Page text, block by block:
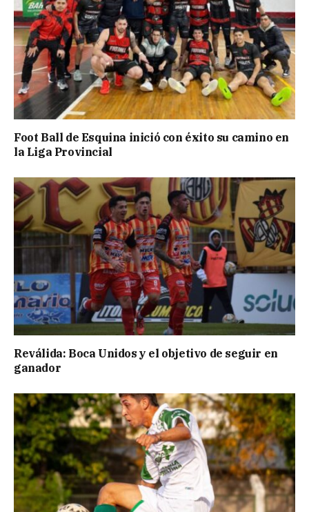
Foot Ball de Esquina inició con éxito su camino en
la Liga Provincial
Reválida: Boca Unidos y el objetivo de seguir en
ganador